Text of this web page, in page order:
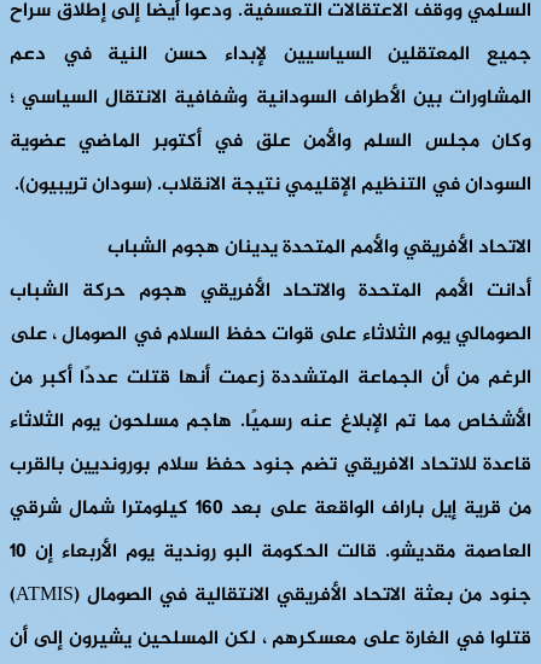
السلمي ووقف الاعتقالات التعسفية. ودعوا أيضا إلى إطلاق سراح
جميع المعتقلين السياسيين لإبداء حسن النية في دعم
المشاورات بين الأطراف السودانية وشفافية الانتقال السياسي ؛
وكان مجلس السلم والأمن علق في أكتوبر الماضي عضوية
السودان في التنظيم الإقليمي نتيجة الانقلاب. (سودان تريبيون).
الاتحاد الأفريقي والأمم المتحدة يدينان هجوم الشباب
أدانت الأمم المتحدة والاتحاد الأفريقي هجوم حركة الشباب
الصومالي يوم الثلاثاء على قوات حفظ السلام في الصومال ، على
الرغم من أن الجماعة المتشددة زعمت أنها قتلت عددًا أكبر من
الأشخاص مما تم الإبلاغ عنه رسميًا. هاجم مسلحون يوم الثلاثاء
قاعدة للاتحاد الافريقي تضم جنود حفظ سلام بورونديين بالقرب
من قرية إيل باراف الواقعة على بعد 160 كيلومترا شمال شرقي
العاصمة مقديشو. قالت الحكومة البو روندية يوم الأربعاء إن 10
جنود من بعثة الاتحاد الأفريقي الانتقالية في الصومال (ATMIS)
قتلوا في الغارة على معسكرهم ، لكن المسلحين يشيرون إلى أن